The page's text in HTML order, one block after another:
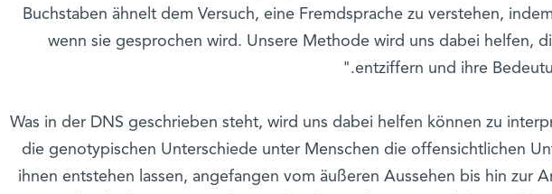
Buchstaben ähnelt dem Versuch, eine Fremdsprache zu verstehen,
wenn sie gesprochen wird. Unsere Methode wird uns dabei helfen,
entziffern und ihre
Was in der DNS geschrieben steht, wird uns dabei helfen können zu
die genotypischen Unterschiede unter Menschen die offensichtlichen
ihnen entstehen lassen, angefangen vom äußeren Aussehen bis hin zur